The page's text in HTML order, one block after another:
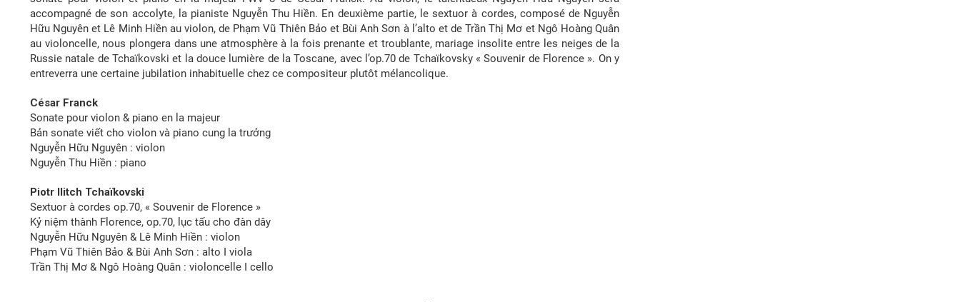
accompagné de son accolyte, la pianiste Nguyễn Thu Hiền. En deuxième partie, le sextuor à cordes, composé de Nguyễn
Hữu Nguyên et Lê Minh Hiền au violon, de Phạm Vũ Thiên Bảo et Bùi Anh Sơn à l’alto et de Trần Thị Mơ et Ngô Hoàng Quân
au violoncelle, nous plongera dans une atmosphère à la fois prenante et troublante, mariage insolite entre les neiges de la
Russie natale de Tchaïkovski et la douce lumière de la Toscane, avec l’op.70 de Tchaïkovsky « Souvenir de Florence ». On y
entreverra une certaine jubilation inhabituelle chez ce compositeur plutôt mélancolique.
César Franck
Sonate pour violon & piano en la majeur
Bản sonate viết cho violon và piano cung la trưởng
Nguyễn Hữu Nguyên : violon
Nguyễn Thu Hiền : piano
Piotr Ilitch Tchaïkovski
Sextuor à cordes op.70, « Souvenir de Florence »
Kỷ niệm thành Florence, op.70, lục tấu cho đàn dây
Nguyễn Hữu Nguyên & Lê Minh Hiền : violon
Phạm Vũ Thiên Bảo & Bùi Anh Sơn : alto I viola
Trần Thị Mơ & Ngô Hoàng Quân : violoncelle I cello